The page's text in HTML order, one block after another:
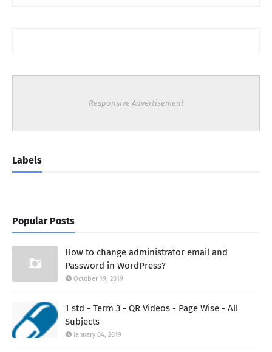
Responsive Advertisement
Labels
Popular Posts
How to change administrator email and
Password in WordPress?
October 19, 2019
1 std - Term 3 - QR Videos - Page Wise - All
Subjects
January 04, 2019